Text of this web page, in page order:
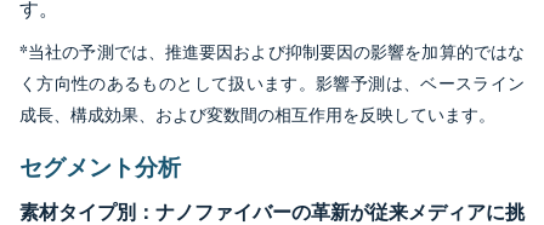
す。
*当社の予測では、推進要因および抑制要因の影響を加算的ではな
く方向性のあるものとして扱います。影響予測は、ベースライン
成長、構成効果、および変数間の相互作用を反映しています。
セグメント分析
素材タイプ別：ナノファイバーの革新が従来メディアに挑